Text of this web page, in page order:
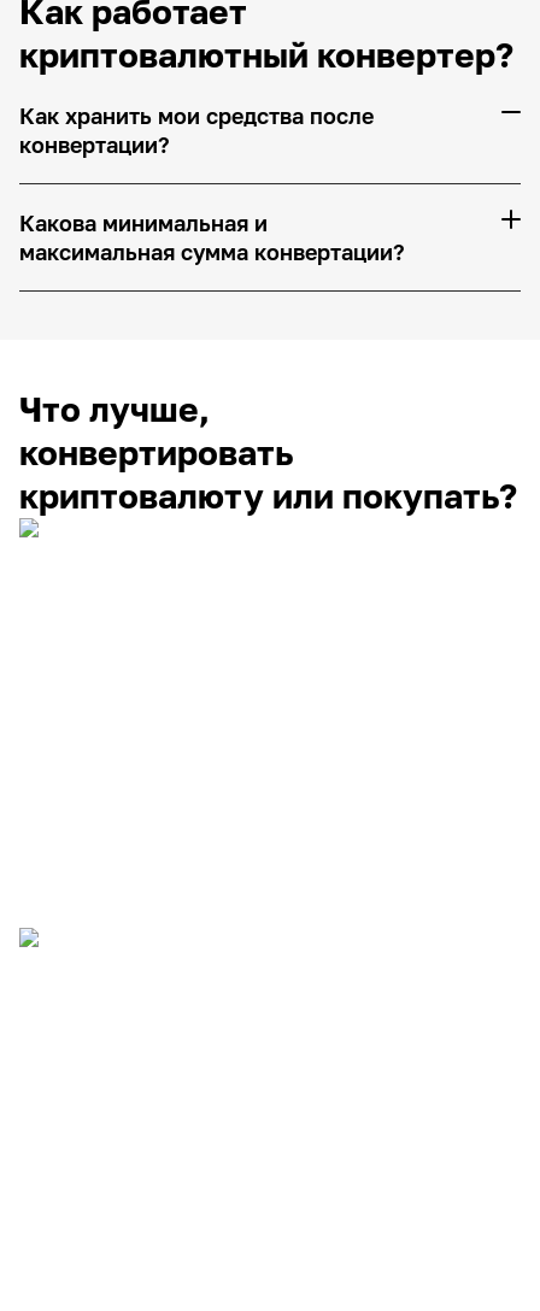
Как работает
криптовалютный конвертер?
Как хранить мои средства после
конвертации?
Какова минимальная и
максимальная сумма конвертации?
Что лучше,
конвертировать
криптовалюту или покупать?